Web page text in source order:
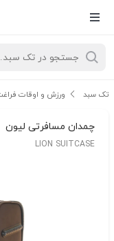
تک سبد ورزش و اوقات
چمدان مسافرتی لیون
LION SUITCASE